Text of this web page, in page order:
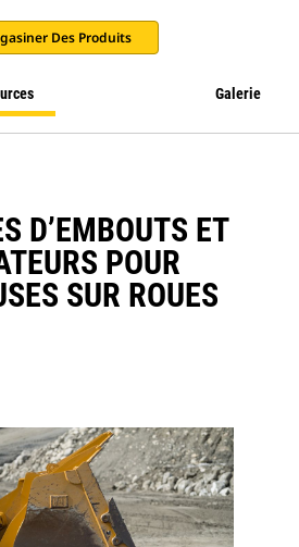
Des Produits
Galerie
D’EMBOUTS ET
POUR
SUR ROUES